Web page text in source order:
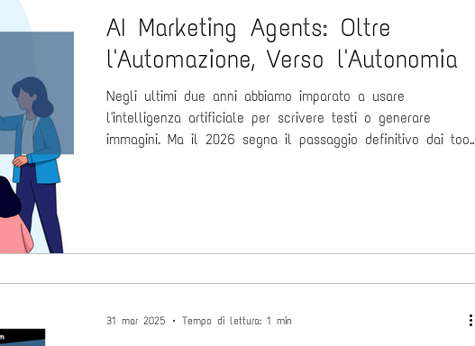
​AI Marketing Agents: Oltre
l'Automazione, Verso l'Autonomia
Negli ultimi due anni abbiamo imparato a usare
l'intelligenza artificiale per scrivere testi o generare
immagini. Ma il 2026 segna il passaggio definitivo dai tool
31 mar 2025 Tempo di lettura: 1 min